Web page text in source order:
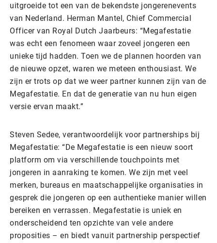
uitgroeide tot een van de bekendste jongerenevents
van Nederland. Herman Mantel, Chief Commercial
Officer van Royal Dutch Jaarbeurs: “Megafestatie
was echt een fenomeen waar zoveel jongeren een
unieke tijd hadden. Toen we de plannen hoorden van
de nieuwe opzet, waren we meteen enthousiast. We
zijn er trots op dat we weer partner kunnen zijn van de
Megafestatie. En dat de generatie van nu hun eigen
versie ervan maakt.”
Steven Sedee, verantwoordelijk voor partnerships bij
Megafestatie: “De Megafestatie is een nieuw soort
platform om via verschillende touchpoints met
jongeren in aanraking te komen. We zijn met veel
merken, bureaus en maatschappelijke organisaties in
gesprek die jongeren op een authentieke manier willen
bereiken en verrassen. Megafestatie is uniek en
onderscheidend ten opzichte van vele andere
proposities – en biedt vanuit partnership perspectief